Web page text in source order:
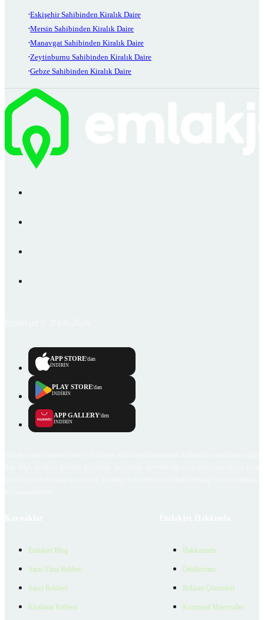
Eskişehir Sahibinden Kiralık Daire
Mersin Sahibinden Kiralık Daire
Manavgat Sahibinden Kiralık Daire
Zeytinburnu Sahibinden Kiralık Daire
Gebze Sahibinden Kiralık Daire
APP STORE'dan
İNDİRİN
PLAY STORE'dan
İNDİRİN
APP GALLERY'den
İNDİRİN
Emlakjet Blog
Satın Alma Rehberi
Satıcı Rehberi
Kiralama Rehberi
Hakkımızda
Ödüllerimiz
Reklam Çözümleri
Kurumsal Materyaller